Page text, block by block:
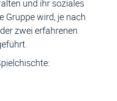
und ihr soziales
Gruppe wird, je nach
zwei erfahrenen